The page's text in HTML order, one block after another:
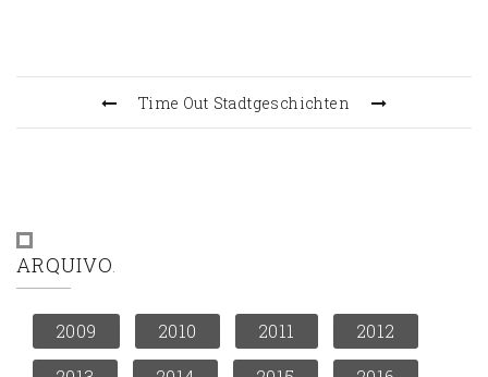
Time Out Stadtgeschichten
ARQUIVO
2009 2010 2011
2012